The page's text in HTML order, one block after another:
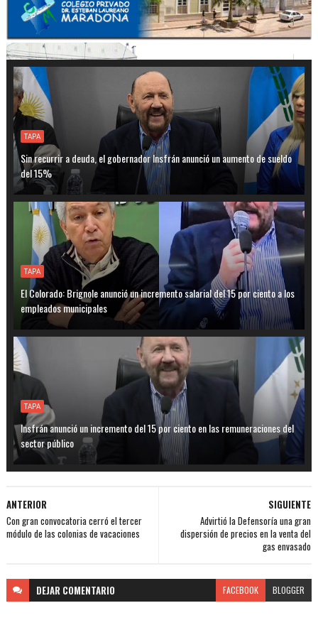
TAPA
Sin recurrir a deuda, el gobernador Insfrán anunció un aumento de sueldo
del 15%
TAPA
El Colorado: Brignole anunció un incremento salarial del 15 por ciento a los
empleados municipales
TAPA
Insfrán anunció un incremento del 15 por ciento en las remuneraciones del
sector público
SIGUIENTE
Advirtió la Defensoría una gran
dispersión de precios en la venta del
gas envasado
ANTERIOR
Con gran convocatoria cerró el tercer
módulo de las colonias de vacaciones
DEJAR COMENTARIO FACEBOOK BLOGGER